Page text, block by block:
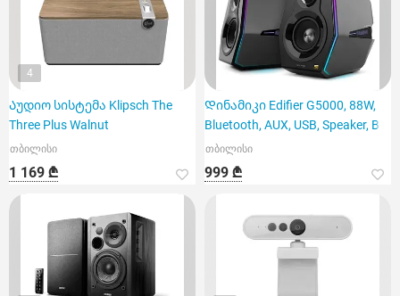
4
Აუდიო სისტემა Klipsch The
Three Plus Walnut
თბილისი
1 169 ₾
Დინამიკი Edifier G5000, 88W,
Bluetooth, AUX, USB, Speaker, B
თბილისი
999 ₾